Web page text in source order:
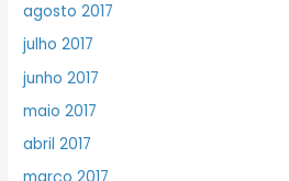
agosto 2017
julho 2017
junho 2017
maio 2017
abril 2017